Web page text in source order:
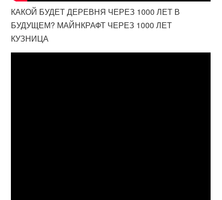
КАКОЙ БУДЕТ ДЕРЕВНЯ ЧЕРЕЗ 1000 ЛЕТ В
БУДУЩЕМ? МАЙНКРАФТ ЧЕРЕЗ 1000 ЛЕТ
КУЗНИЦА